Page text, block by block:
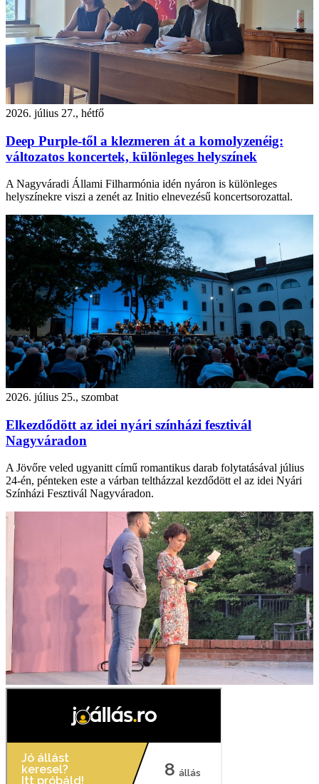
2026. július 27., hétfő
Deep Purple-től a klezmeren át a komolyzenéig:
változatos koncertek, különleges helyszínek
A Nagyváradi Állami Filharmónia idén nyáron is különleges
helyszínekre viszi a zenét az Initio elnevezésű koncertsorozattal.
2026. július 25., szombat
Elkezdődött az idei nyári színházi fesztivál
Nagyváradon
A Jövőre veled ugyanitt című romantikus darab folytatásával július
24-én, pénteken este a várban teltházzal kezdődött el az idei Nyári
Színházi Fesztivál Nagyváradon.